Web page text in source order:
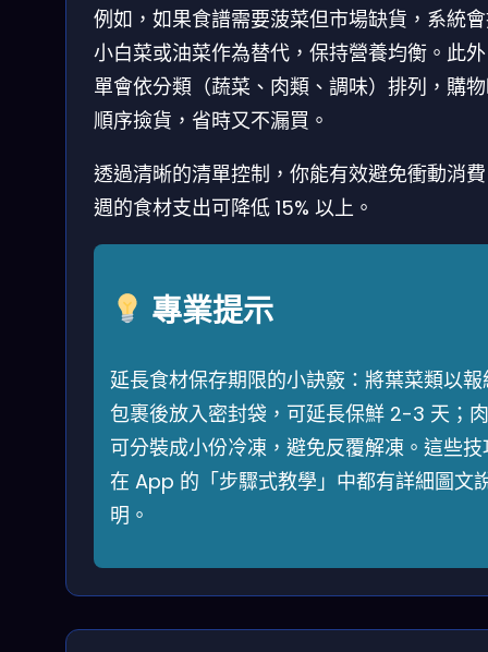
例如，如果食譜需要菠菜但市場缺貨，系統
小白菜或油菜作為替代，保持營養均衡。此
單會依分類（蔬菜、肉類、調味）排列，購
順序撿貨，省時又不漏買。
透過清晰的清單控制，你能有效避免衝動消
週的食材支出可降低 15% 以上。
專業提示
延長食材保存期限的小訣竅：將葉菜類以報
包裹後放入密封袋，可延長保鮮 2-3 天；
可分裝成小份冷凍，避免反覆解凍。這些技
在 App 的「步驟式教學」中都有詳細圖文
明。